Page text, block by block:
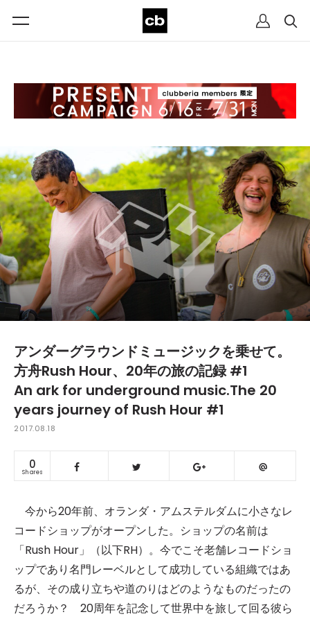
アンダーグラウンドミュージックを乗せて。
方舟Rush Hour、20年の旅の記録 #1
An ark for underground music.The 20
years journey of Rush Hour #1
2017.08.18
0
Shares
今から20年前、オランダ・アムステルダムに小さなレ
コードショップがオープンした。ショップの名前は
「Rush Hour」（以下RH）。今でこそ老舗レコードショ
ップであり名門レーベルとして成功している組織ではあ
るが、その成り立ちや道のりはどのようなものだったの
だろうか？ 20周年を記念して世界中を旅して回る彼ら